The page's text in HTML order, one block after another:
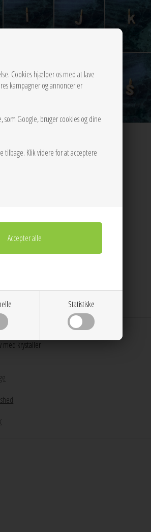
Cookies hjælper os med at lave
kampagner og annoncer er
som Google, bruger cookies og dine
Klik videre for at acceptere
Statistiske
sterlingsølv med krystaller.
Levering
med krystaller